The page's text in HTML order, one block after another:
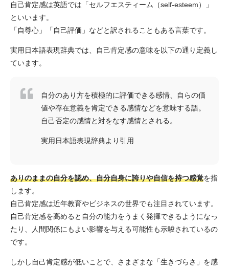
自己肯定感は英語では「セルフエスティーム（self-esteem）」
といいます。
「自尊心」「自己評価」などと訳されることもある言葉です。
実用日本語表現辞典では、自己肯定感の意味を以下の通り定義し
ています。
自分のあり方を積極的に評価できる感情、自らの価
値や存在意義を肯定できる感情などを意味する語。
自己否定の感情と対をなす感情とされる。
実用日本語表現辞典より引用
ありのままの自分を認め、自分自身に誇りや自信を持つ感覚を指
します。
自己肯定感は近年教育やビジネスの世界でも注目されています。
自己肯定感を高めると自分の能力をうまく発揮できるようになっ
たり、人間関係にもよい影響を与える可能性も示唆されているの
です。
しかし自己肯定感が低いことで、さまざまな「生きづらさ」を感